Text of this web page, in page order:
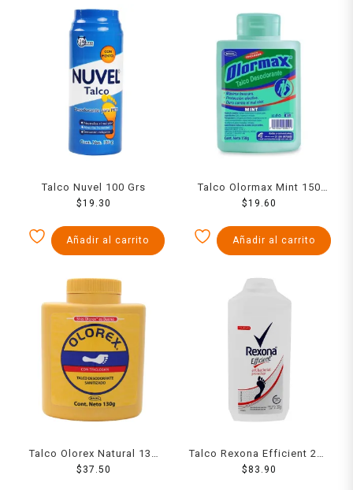
Talco Nuvel 100 Grs
$19.30
Añadir al carrito
Talco Olormax Mint 150
Grs
$19.60
Añadir al carrito
Talco Olorex Natural 130
Grs
$ 37.50
Talco Rexona Efficient 200
Grs
$ 83.90